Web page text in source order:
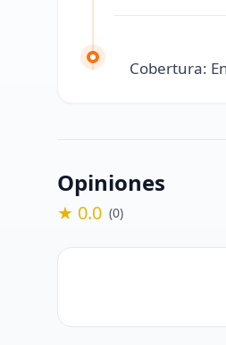
Cobertura:
Opiniones
★ 0.0 (0)